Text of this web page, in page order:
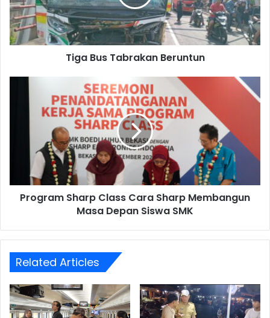
Tiga Bus Tabrakan Beruntun
Program
Membangun
Depan
Siswa
SMKProgram Sharp Class Cara Sharp Membangun
Masa Depan Siswa SMK
Related Articles